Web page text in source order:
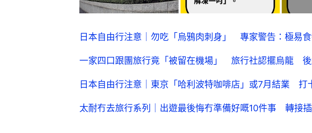
日本自由行注意｜勿吃「烏鴉肉刺身」 專家警告：極易
一家四口跟團旅行竟「被留在機場」 旅行社認擺烏龍
日本自由行注意｜東京「哈利波特咖啡店」或7月結業 打
太耐冇去旅行系列｜出遊最後悔冇準備好嘅10件事 轉接